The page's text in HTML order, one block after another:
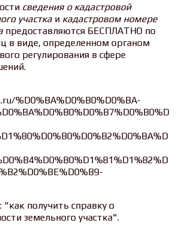
сведения о кадастровой
участкаи кадастровом номере
предоставляются БЕСПЛАТНО по
в виде, определенном органом
регулирования в сфере
%D0%BA%D0%B0%D0%BA-
"как получить справку о
земельного участка".